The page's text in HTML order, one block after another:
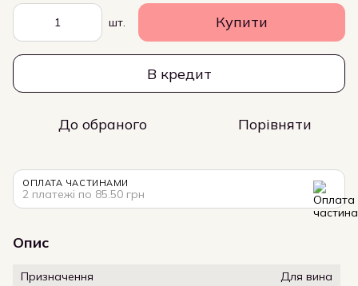
шт. Купити
В кредит
До обраного Порівняти
ОПЛАТА ЧАСТИНАМИ
2 платежі по 85.50 грн
Опис
Призначення
Для вина